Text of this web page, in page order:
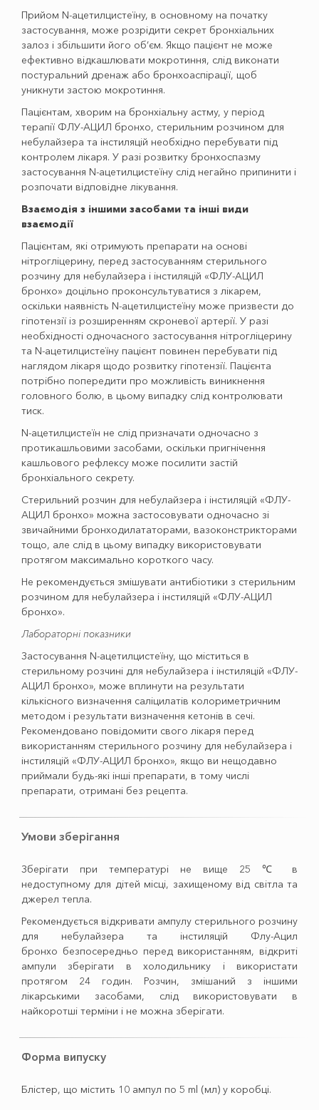
Прийом N-ацетилцистеїну, в основному на початку
застосування, може розрідити секрет бронхіальних
залоз і збільшити його об’єм. Якщо пацієнт не може
ефективно відкашлювати мокротиння, слiд виконати
постуральний дренаж або бронхоаспірації, щоб
уникнути застою мокротиння.
Пацієнтам, хворим на бронхіальну астму, у період
терапії ФЛУ-АЦИЛ бронхо, стерильним розчином для
небулайзера та інстиляцій необхідно перебувати під
контролем лікаря. У разі розвитку бронхоспазму
застосування N-ацетилцистеїну слiд негайно припинити і
розпочати відповідне лікування.
Взаємодія з іншими засобами та інші види
взаємодії
Пацієнтам, які отримують препарати на основі
нітрогліцерину, перед застосуванням стерильного
розчину для небулайзера і інстиляцій «ФЛУ-АЦИЛ
бронхо» доцільно проконсультуватися з лікарем,
оскільки наявність N-ацетилцистеїну може призвести до
гіпотензії із розширенням скроневої артерії. У разі
необхідності одночасного застосування нітрогліцерину
та N-ацетилцистеїну пацієнт повинен перебувати під
наглядом лікаря щодо розвитку гіпотензії. Пацієнта
потрібно попередити про можливість виникнення
головного болю, в цьому випадку слід контролювати
тиск.
N-ацетилцистеїн не слід призначати одночасно з
протикашльовими засобами, оскільки пригнічення
кашльового рефлексу може посилити застій
бронхіального секрету.
Стерильний розчин для небулайзера і інстиляцій «ФЛУ-
АЦИЛ бронхо» можна застосовувати одночасно зі
звичайними бронходилататорами, вазоконстрикторами
тощо, але слід в цьому випадку використовувати
протягом максимально короткого часу.
Не рекомендується змішувати антибіотики з стерильним
розчином для небулайзера і інстиляцій «ФЛУ-АЦИЛ
бронхо».
Лабораторні показники
Застосування N-ацетилцистеїну, що міститься в
стерильному розчині для небулайзера і інстиляцій «ФЛУ-
АЦИЛ бронхо», може вплинути на результати
кількісного визначення саліцилатів колориметричним
методом і результати визначення кетонів в сечі.
Рекомендовано повідомити свого лікаря перед
використанням стерильного розчину для небулайзера і
інстиляцій «ФЛУ-АЦИЛ бронхо», якщо ви нещодавно
приймали будь-які інші препарати, в тому числі
препарати, отримані без рецепта.
Умови зберігання
Зберігати при температурі не вище 25 ℃ в
недоступному для дітей місці, захищеному від світла та
джерел тепла.
Рекомендується відкривати ампулу стерильного розчину
для небулайзера та інстиляцій Флу-Ацил
бронхо безпосередньо перед використанням, відкриті
ампули зберігати в холодильнику і використати
протягом 24 годин. Розчин, змішаний з іншими
лікарськими засобами, слід використовувати в
найкоротші терміни і не можна зберігати.
Форма випуску
Блістер, що містить 10 ампул по 5 ml (мл) у коробці.